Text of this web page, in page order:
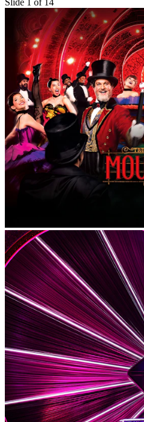
Slide 1 of 14